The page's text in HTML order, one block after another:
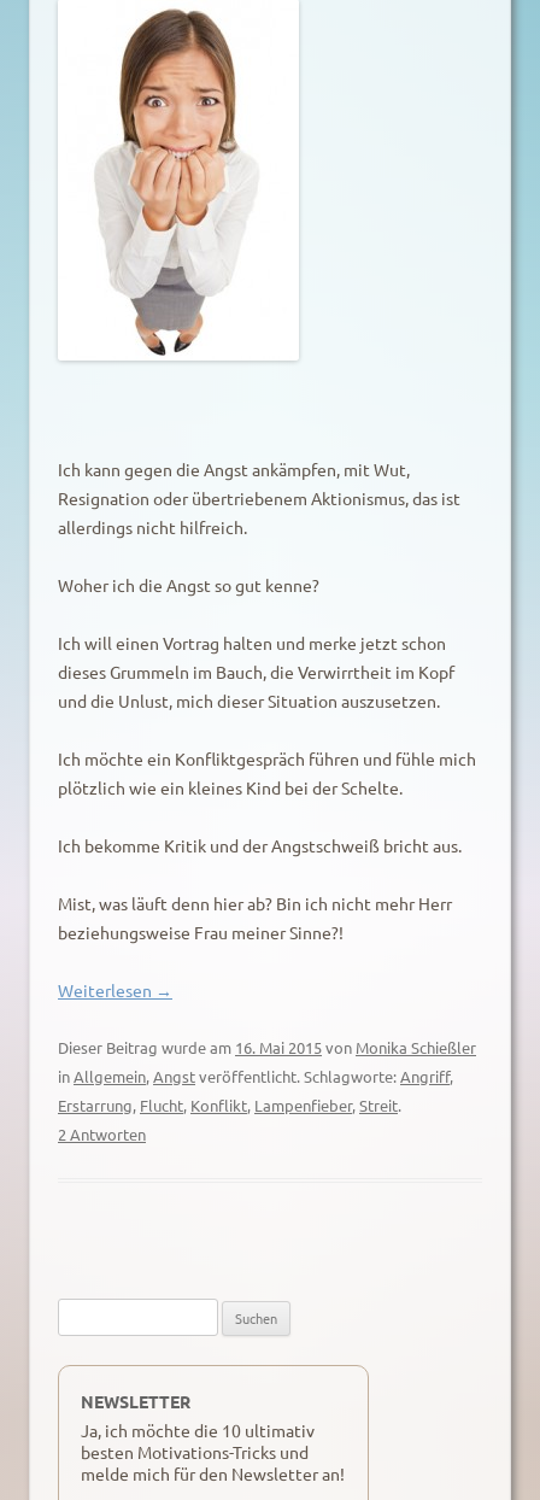
Ich kann gegen die Angst ankämpfen, mit Wut,
Resignation oder übertriebenem Aktionismus, das ist
allerdings nicht hilfreich.
Woher ich die Angst so gut kenne?
Ich will einen Vortrag halten und merke jetzt schon
dieses Grummeln im Bauch, die Verwirrtheit im Kopf
und die Unlust, mich dieser Situation auszusetzen.
Ich möchte ein Konfliktgespräch führen und fühle mich
plötzlich wie ein kleines Kind bei der Schelte.
Ich bekomme Kritik und der Angstschweiß bricht aus.
Mist, was läuft denn hier ab? Bin ich nicht mehr Herr
beziehungsweise Frau meiner Sinne?!
Weiterlesen →
Dieser Beitrag wurde am 16. Mai 2015von Monika Schießler
inAllgemein,Angstveröffentlicht. Schlagworte:Angriff,
Erstarrung, Flucht, Konflikt, Lampenfieber,Streit.
2 Antworten
nach:
NEWSLETTER
Ja, ich möchte die 10 ultimativ
besten Motivations-Tricks und
melde mich für den Newsletter an!